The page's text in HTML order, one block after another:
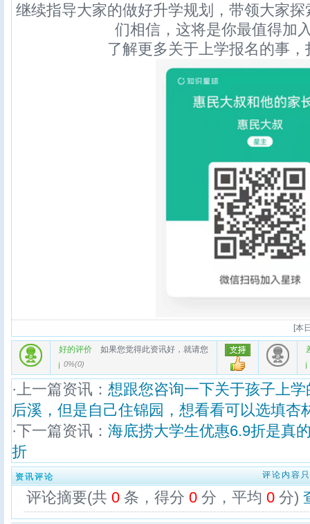
继续指导大家的做好升学规划，带领大家
们相信，这将是你最值得加
了解更多关于上学报名的事
[本
好的评价 如果您觉得此资讯好，就请您
0%(0)
·上一篇资讯： 想跟您咨询一下关于孩子上
后溪，但是自己住锦园，想看看可以选填杏
·下一篇资讯： 海底捞大学生优惠6.9折是真
折
资讯评论 评论内容
评论摘要(共 0 条，得分 0 分，平均 0 分)